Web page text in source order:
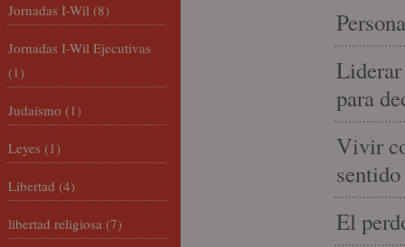
para
Vivir
El
Jornadas I-Wil (8)
Jornadas I-Wil Ejecutivas
(1)
Judaísmo (1)
Leyes (1)
Libertad (4)
libertad religiosa (7)